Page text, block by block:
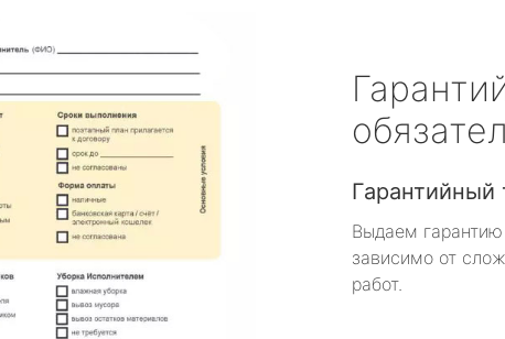
Гарантийный
Выдаем
зависимо от
работ.